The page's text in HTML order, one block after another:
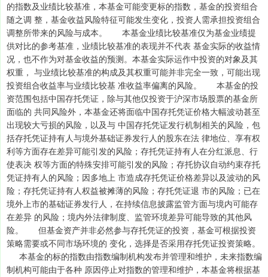
的指数及业绩比较基准，本基金可能变更标的指数，基金的投资组合
随之调 整，基金收益风险特征可能发生变化，投资人需承担投资组合
调整所带来的风险与成本。 本基金业绩比较基准仅为基金业绩提
供对比的参考基准，业绩比较基准的表现并不代表 基金实际的收益情
况，也不作为对基金收益的预测。本基金实际运作中投资的对象及其
权重， 与业绩比较基准的构成及其权重可能并非完全一致，可能出现
投资组合收益率与业绩比较基 准收益率偏离的风险。 本基金的投
资范围包括中国存托凭证，除与其他仅投资于沪深市场股票的基金所
面临的 共同风险外，本基金还将面临中国存托凭证价格大幅波动甚至
出现较大亏损的风险，以及与 中国存托凭证发行机制相关的风险，包
括存托凭证持有人与境外基础证券发行人的股东在法 律地位、享有权
利等方面存在差异可能引发的风险；存托凭证持有人在分红派息、行
使表决 权等方面的特殊安排可能引发的风险；存托协议自动约束存托
凭证持有人的风险；因多地上 市造成存托凭证价格差异以及波动的风
险；存托凭证持有人权益被摊薄的风险；存托凭证退 市的风险；已在
境外上市的基础证券发行人，在持续信息披露监管方面与境内可能存
在差异 的风险；境内外法律制度、监管环境差异可能导致的其他风
险。 但基金资产并非必然参与存托凭证的投资，基金可根据投资
策略需要或不同市场环境的 变化，选择是否采用存托凭证投资策略。
本基金的标的指数由指数编制机构发布并管理和维护，未来指数编
制机构可能由于各种 原因停止对指数的管理和维护，本基金将根据基